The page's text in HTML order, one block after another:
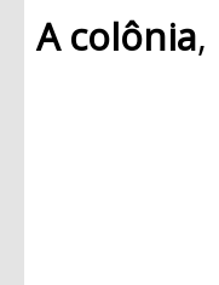
A colônia,